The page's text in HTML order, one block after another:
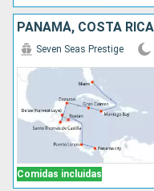
Comidas incluidas
Seven Seas Prestige